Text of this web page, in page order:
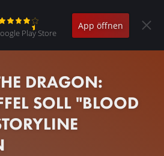
Play Store
App öffnen
DRAGON:
SOLL "BLOOD